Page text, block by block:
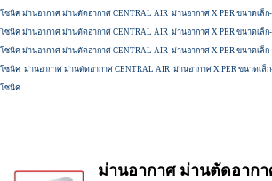
โซนิค ม่านอากาศ ม่านตัดอากาศ CENTRAL AIR ม่านอากาศ X PER ขนาดเล็
โซนิค ม่านอากาศ ม่านตัดอากาศ CENTRAL AIR ม่านอากาศ X PER ขนาดเล็
โซนิค ม่านอากาศ ม่านตัดอากาศ CENTRAL AIR ม่านอากาศ X PER ขนาดเล็
โซนิค ม่านอากาศ ม่านตัดอากาศ CENTRAL AIR ม่านอากาศ X PER ขนาดเล็
โซนิค
ม่านอากาศ ม่านตัดอากา